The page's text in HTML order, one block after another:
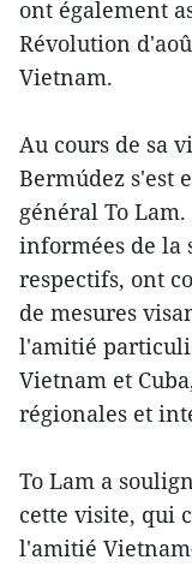
ont également
Révolution
Vietnam.
Au cours de sa
Bermúdez s'est
général To
informées de la
respectifs, ont
de mesures
l'amitié
Vietnam et
régionales et
To Lam a
cette visite, qui
l'amitié